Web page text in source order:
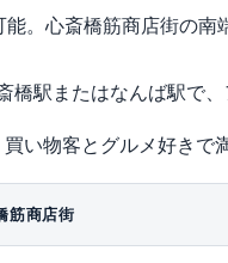
。心斎橋筋商店街の南
橋駅またはなんば駅で
い物客とグルメ好きで
筋商店街